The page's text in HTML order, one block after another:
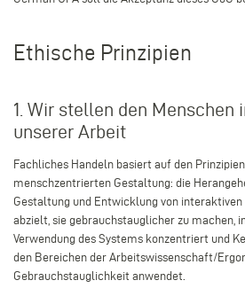
Ethische Prinzipien
1. Wir stellen den
unserer Arbeit
Fachliches Handeln basiert auf den
menschzentrierten Gestaltung: die
Gestaltung und Entwicklung von interaktiven
abzielt, sie gebrauchstauglicher zu machen,
Verwendung des Systems konzentriert und
den Bereichen der Arbeitswissenschaft/
Gebrauchstauglichkeit anwendet.